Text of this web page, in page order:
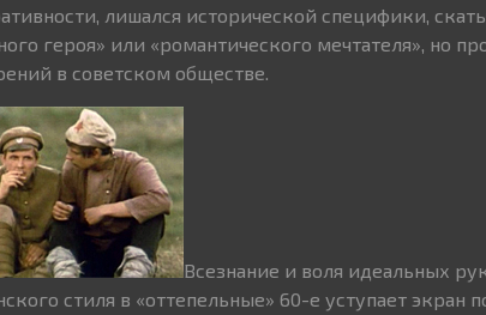
лишался исторической специфики,
героя» или «романтического мечтателя», но
в советском обществе.
Всезнание и воля идеальных
стиля в «оттепельные» 60-е уступает экран